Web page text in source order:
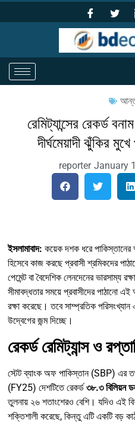
রেমিট্যান্সের রেকর্ড
দীর্ঘমেয়াদী ঝুঁকির
reporter January
ইসলামাবাদ: কয়েক দশক ধরে পাকিস্তানের
হিসেবে কাজ করছে প্রবাসী শ্রমিকদের
পেমেন্ট বা বৈদেশিক লেনদেনের ভারসাম্য
সীমাবদ্ধতার সময়ে প্রবাসীদের পাঠানো এই
রক্ষা করেছে। তবে সাম্প্রতিক পরিসংখ্যান
উদ্বেগের জন্ম দিচ্ছে।
রেকর্ড রেমিট্যান্স ও
স্টেট ব্যাংক অফ পাকিস্তান (SBP) এর
(FY25) দেশটিতে রেকর্ড৩৮.৩ বিলিয়ন
তুলনায় ২৬ শতাংশেরও বেশি। যদিও এই
শক্তিশালী করেছে, কিন্তু এটি একটি বড়